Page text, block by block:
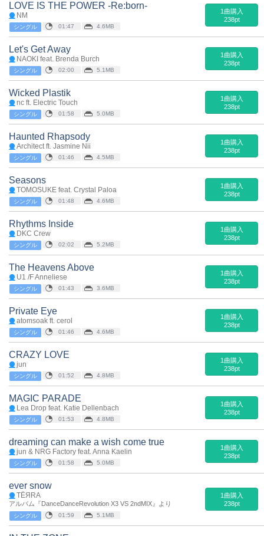
LOVE IS THE POWER -Re:born-
NM
シングル 01:47 4.6MB
1曲購入
238pt
Let's Get Away
NAOKI feat. Brenda Burch
シングル 02:00 5.1MB
1曲購入
238pt
Wicked Plastik
nc ft. Electric Touch
シングル 01:58 5.0MB
1曲購入
238pt
Haunted Rhapsody
Architect ft. Jasmine Nii
シングル 01:46 4.5MB
1曲購入
238pt
Seasons
TOMOSUKE feat. Crystal Paloa
シングル 01:48 4.6MB
1曲購入
238pt
Rhythms Inside
DKC Crew
シングル 02:02 5.2MB
1曲購入
238pt
The Heavens Above
U1 /F Anneliese
シングル 01:43 3.6MB
1曲購入
238pt
Private Eye
atomsoak ft. cerol
シングル 01:46 4.6MB
1曲購入
238pt
CRAZY LOVE
jun
シングル 01:52 4.8MB
1曲購入
238pt
MAGIC PARADE
Lea Drop feat. Katie Dellenbach
シングル 01:53 4.8MB
1曲購入
238pt
dreaming can make a wish come true
jun & NRG Factory feat. Anna Kaelin
シングル 01:58 5.0MB
1曲購入
238pt
ever snow
TЁЯRA
アルバム『DanceDanceRevolution X3 VS 2ndMIX』より
シングル 01:59 5.1MB
1曲購入
238pt